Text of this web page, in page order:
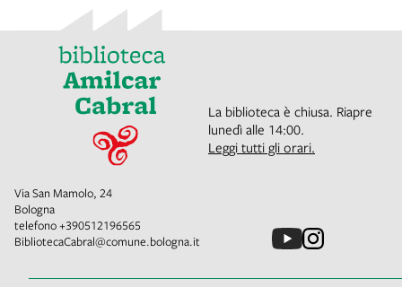
La biblioteca è chiusa. Riapre
lunedì alle 14:00.
Leggi tutti gli orari.
Via San Mamolo, 24
Bologna
telefono+390512196565
BibliotecaCabral@comune.bologna.it